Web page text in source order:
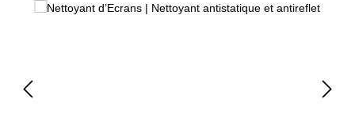
Ignorer la galerie d'images